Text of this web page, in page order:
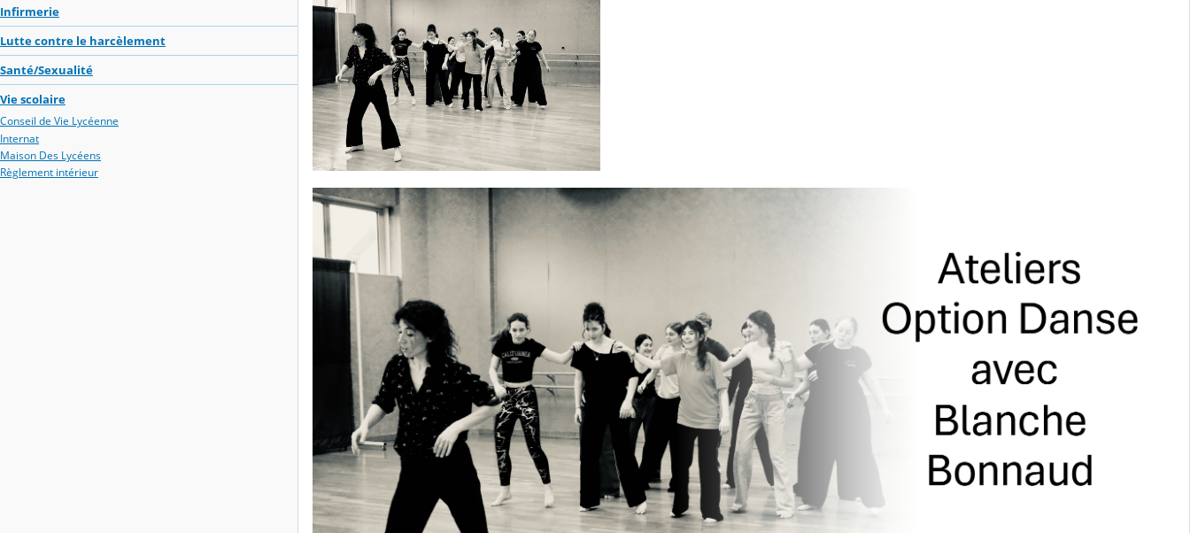
Infirmerie
Lutte contre le harcèlement
Santé/Sexualité
Vie scolaire
Conseil de Vie Lycéenne
Internat
Maison Des Lycéens
Règlement intérieur